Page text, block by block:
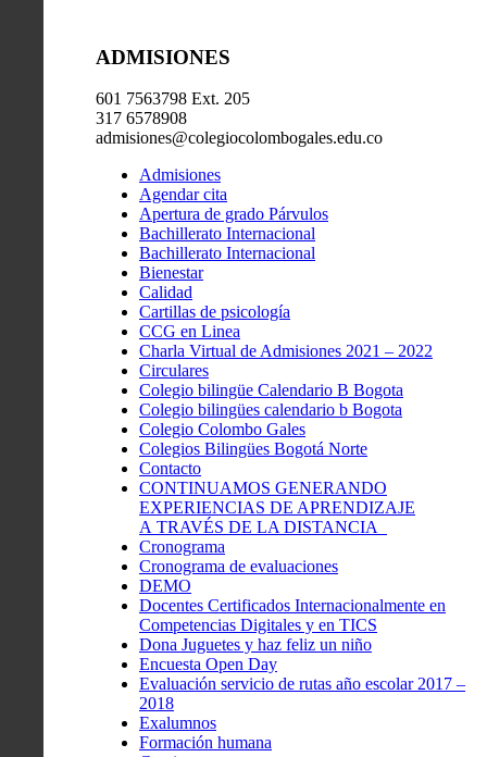
ADMISIONES
601 7563798 Ext. 205
317 6578908
admisiones@colegiocolombogales.edu.co
Admisiones
Agendar cita
Apertura de grado Párvulos
Bachillerato Internacional
Bachillerato Internacional
Bienestar
Calidad
Cartillas de psicología
CCG en Linea
Charla Virtual de Admisiones 2021 – 2022
Circulares
Colegio bilingüe Calendario B Bogota
Colegio bilingües calendario b Bogota
Colegio Colombo Gales
Colegios Bilingües Bogotá Norte
Contacto
CONTINUAMOS GENERANDO
EXPERIENCIAS DE APRENDIZAJE
A TRAVÉS DE LA DISTANCIA
Cronograma
Cronograma de evaluaciones
DEMO
Docentes Certificados Internacionalmente en
Competencias Digitales y en TICS
Dona Juguetes y haz feliz un niño
Encuesta Open Day
Evaluación servicio de rutas año escolar 2017 –
2018
Exalumnos
Formación humana